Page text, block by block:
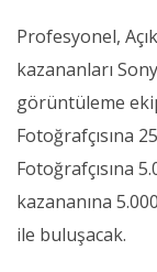
Profesyonel,
kazananları
görüntüleme
Fotoğrafçısına
Fotoğrafçısına
kazananına
ile buluşacak.